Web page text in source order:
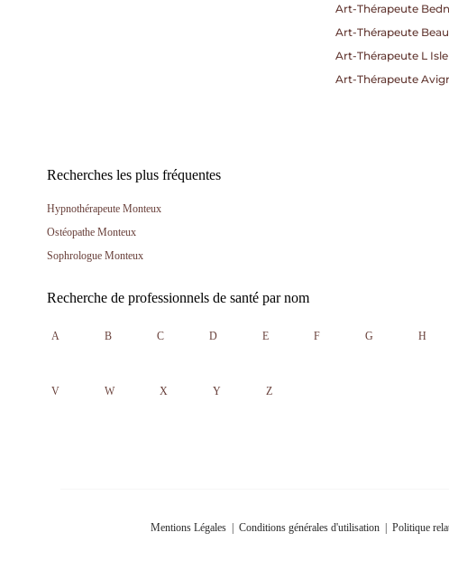
Art-Thérapeute
Art-Thérapeute
Art-Thérapeute L
Art-Thérapeute
Recherches les plus fréquentes
Hypnothérapeute Monteux
Ostéopathe Monteux
Sophrologue Monteux
Recherche de professionnels de santé par nom
A B C D E F G H
V W X Y Z
Mentions Légales Conditions générales d'utilisation Politique